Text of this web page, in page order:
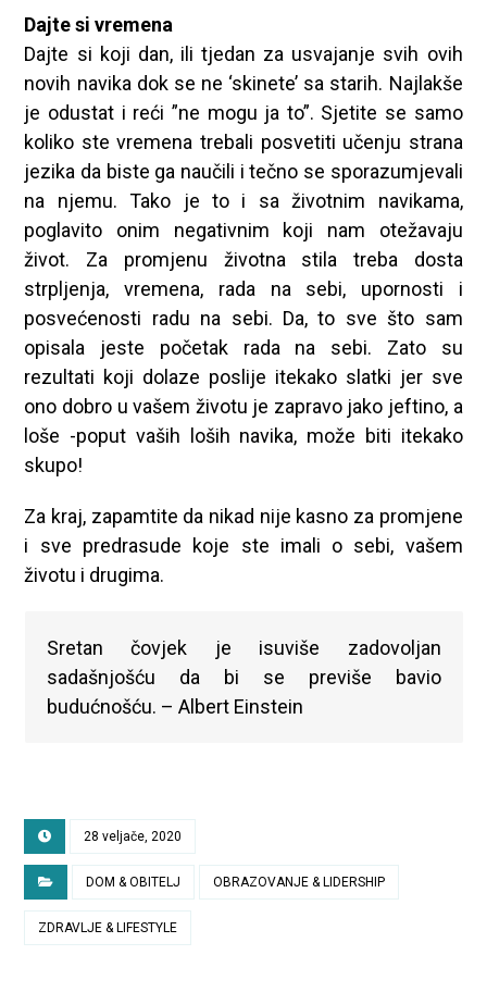
Dajte si vremena
Dajte si koji dan, ili tjedan za usvajanje svih ovih
novih navika dok se ne ‘skinete’ sa starih. Najlakše
je odustat i reći ”ne mogu ja to”. Sjetite se samo
koliko ste vremena trebali posvetiti učenju strana
jezika da biste ga naučili i tečno se sporazumjevali
na njemu. Tako je to i sa životnim navikama,
poglavito onim negativnim koji nam otežavaju
život. Za promjenu životna stila treba dosta
strpljenja, vremena, rada na sebi, upornosti i
posvećenosti radu na sebi. Da, to sve što sam
opisala jeste početak rada na sebi. Zato su
rezultati koji dolaze poslije itekako slatki jer sve
ono dobro u vašem životu je zapravo jako jeftino, a
loše -poput vaših loših navika, može biti itekako
skupo!
Za kraj, zapamtite da nikad nije kasno za promjene
i sve predrasude koje ste imali o sebi, vašem
životu i drugima.
Sretan čovjek je isuviše zadovoljan
sadašnjošću da bi se previše bavio
budućnošću. – Albert Einstein
28 veljače, 2020
DOM & OBITELJ OBRAZOVANJE & LIDERSHIP
ZDRAVLJE & LIFESTYLE